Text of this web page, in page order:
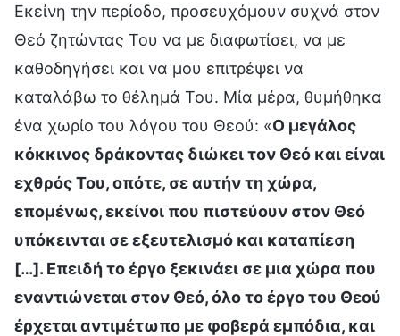
Εκείνη την περίοδο, προσευχόμουν συχνά στον
Θεό ζητώντας Του να με διαφωτίσει, να με
καθοδηγήσει και να μου επιτρέψει να
καταλάβω το θέλημά Του. Μία μέρα, θυμήθηκα
ένα χωρίο του λόγου του Θεού: «Ο μεγάλος
κόκκινος δράκοντας διώκει τον Θεό και είναι
εχθρός Του, οπότε, σε αυτήν τη χώρα,
επομένως, εκείνοι που πιστεύουν στον Θεό
υπόκεινται σε εξευτελισμό και καταπίεση
[…]. Επειδή το έργο ξεκινάει σε μια χώρα που
εναντιώνεται στον Θεό, όλο το έργο του Θεού
έρχεται αντιμέτωπο με φοβερά εμπόδια, και